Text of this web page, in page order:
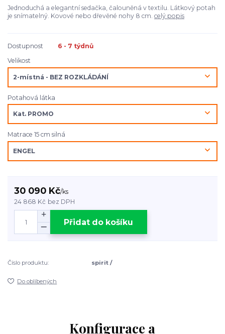
Jednoduchá a elegantní sedačka, čalouněná v textilu. Látkový potah
je snímatelný. Kovové nebo dřevěné nohy 8 cm. celý popis
Dostupnost
6 - 7 týdnů
Velikost
Potahová látka
Matrace 15 cm silná
30 090 Kč/ks
24 868 Kč bez DPH
Přidat do košíku
Číslo produktu: spirit /
Do oblíbených
Konfigurace a